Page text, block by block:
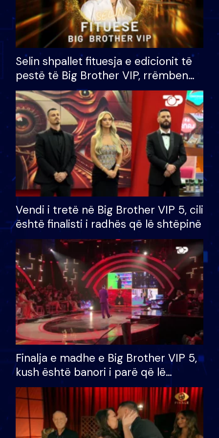
Selin shpallet fituesja e edicionit të
pestë të Big Brother VIP, rrëmben
çmimin e madh prej 100 mijë eurosh
Vendi i tretë në Big Brother VIP 5, cili
është finalisti i radhës që lë shtëpinë
Finalja e madhe e Big Brother VIP 5,
kush është banori i parë që lë
shtëpinë dhe humb mundësinë për
të fituar çmimin e madh